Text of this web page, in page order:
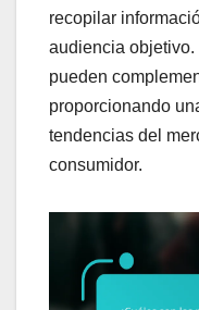
recopilar
audiencia
pueden
proporcionando
tendencias del
consumidor.